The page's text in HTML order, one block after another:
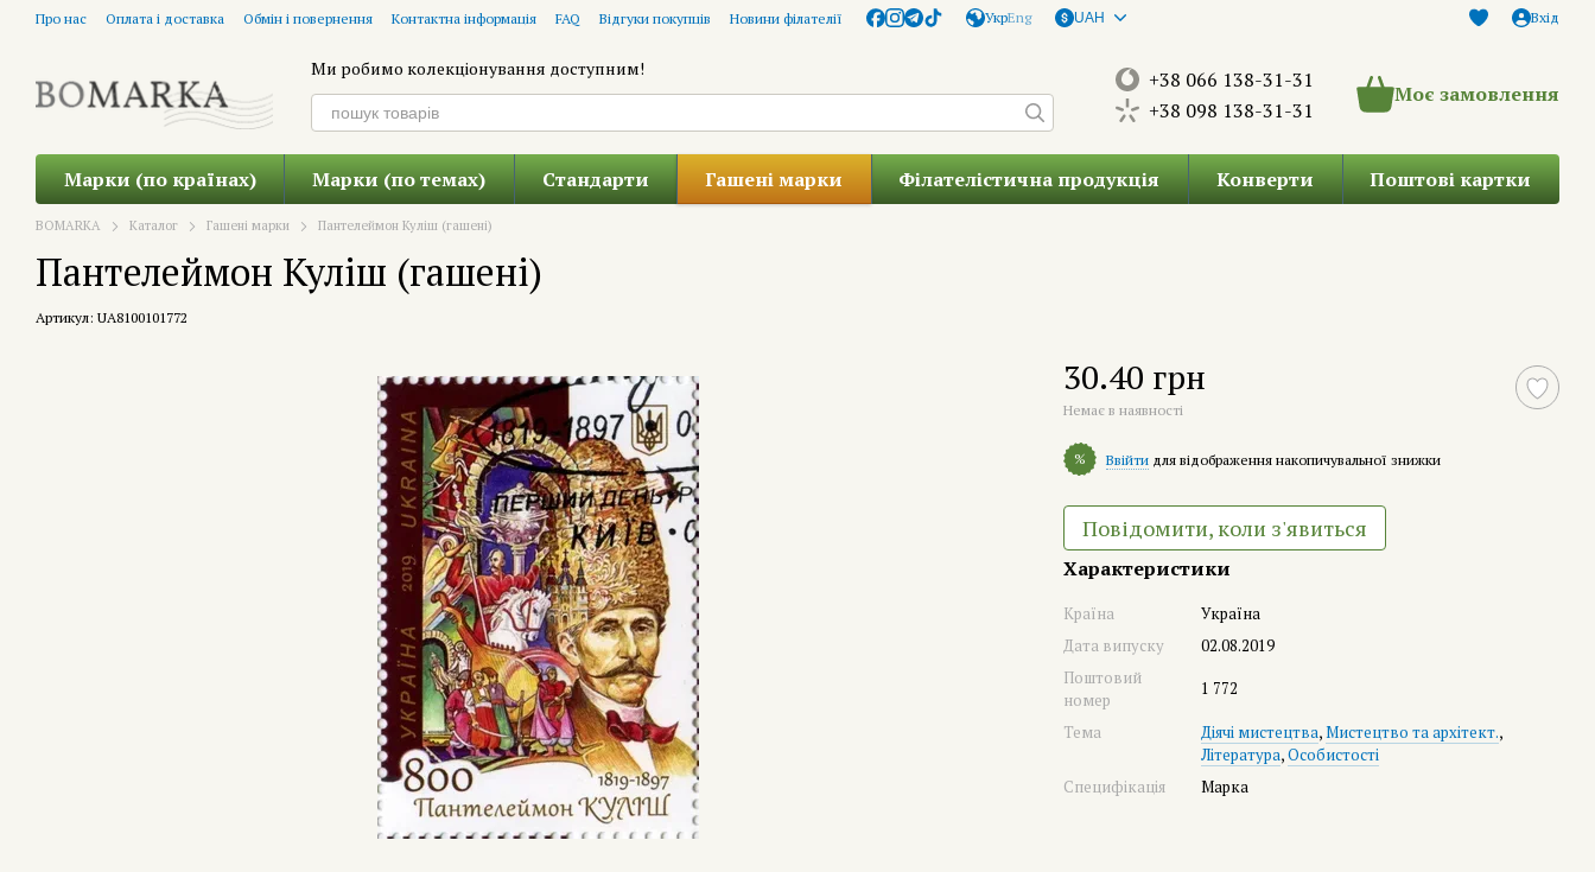
Перейти до основного контенту
Про нас Оплата і доставка Обмін і повернення Контактна інформація FAQ Відгуки покупців Новини філателії УкрEng UAH Вхід
Ми робимо колекціонування доступним!
+38 066 138-31-31
+38 098 138-31-31
Моє замовлення
Марки (по країнах) Марки (по темах) Стандарти Гашені марки Філателістична продукція Конверти Поштові картки
BOMARKA Каталог Гашені марки Пантелеймон Куліш (гашені)
Пантелеймон Куліш (гашені)
Артикул: UA8100101772
30.40 грн
Немає в наявності
% Ввійти для відображення накопичувальної знижки
Повідомити, коли з'явиться
Характеристики
Країна
Україна
Дата випуску
02.08.2019
Поштовий
номер
1 772
Тема Діячі мистецтва,Мистецтво та архітект.,
Література,Особистості
Специфікація
Марка